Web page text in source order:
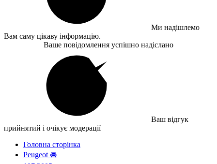
Ми надішлемо
Вам саму цікаву інформацію.
Ваше повідомлення успішно надіслано
Ваш відгук
прийнятий і очікує модерації
Головна сторінка
Peugeot 🚘